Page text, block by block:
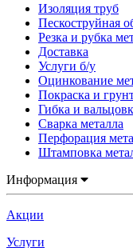
Изоляция труб
Пескоструйная
Резка и рубка
Доставка
Услуги б/у
Оцинкование
Покраска и
Гибка и
Сварка металла
Перфорация
Штамповка
Информация
Акции
Услуги